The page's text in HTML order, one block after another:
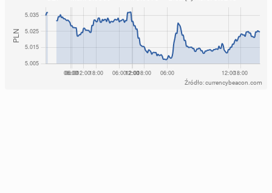
Źródło: currencybeacon.com